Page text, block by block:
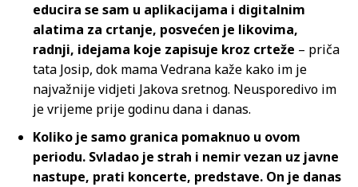
educira se sam u aplikacijama i digitalnim
alatima za crtanje, posvećen je likovima,
radnji, idejama koje zapisuje kroz crteže – priča
tata Josip, dok mama Vedrana kaže kako im je
najvažnije vidjeti Jakova sretnog. Neusporedivo im
je vrijeme prije godinu dana i danas.
Koliko je samo granica pomaknuo u ovom
periodu. Svladao je strah i nemir vezan uz javne
nastupe, prati koncerte, predstave. On je danas